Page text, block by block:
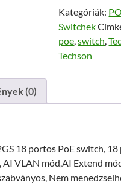
18
PoE
Kategóriák:
Switchek
poe,switch,
Techson
(0)
18 portos PoE switch,
AI VLAN mód,AI Extend
Nem